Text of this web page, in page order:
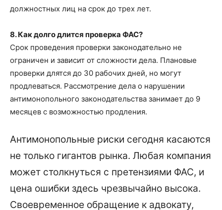
должностных лиц на срок до трех лет.
8. Как долго длится проверка ФАС?
Срок проведения проверки законодательно не
ограничен и зависит от сложности дела. Плановые
проверки длятся до 30 рабочих дней, но могут
продлеваться. Рассмотрение дела о нарушении
антимонопольного законодательства занимает до 9
месяцев с возможностью продления.
Антимонопольные риски сегодня касаются
не только гигантов рынка. Любая компания
может столкнуться с претензиями ФАС, и
цена ошибки здесь чрезвычайно высока.
Своевременное обращение к адвокату,